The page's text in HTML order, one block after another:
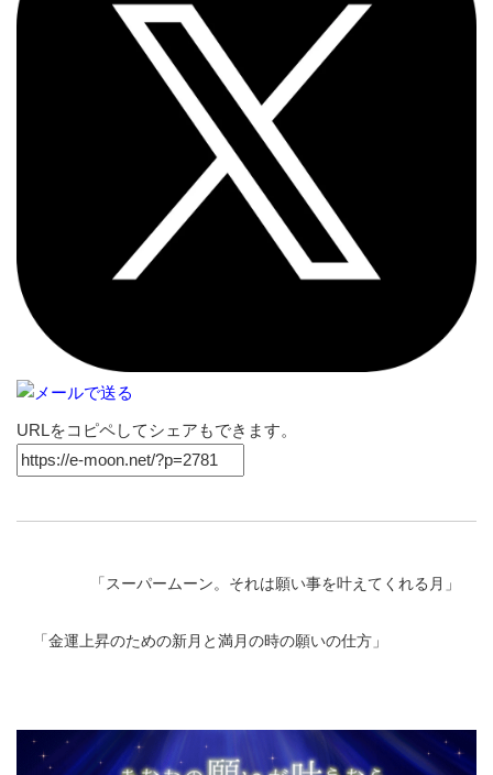
URLをコピペしてシェアもできます。
「 スーパームーン。それは願い事を叶えてくれる月 」
「金運上昇のための新月と満月の時の願いの仕方 」